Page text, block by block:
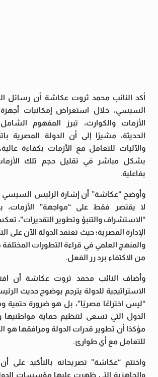
أكد النائب محمد ثروت عكاشة أن رسائل
السيسي، خلال استعراض إمكانيات أجهزة
الأزمات والكوارث، تبرز المفهوم
الحديثة، مشيرًا إلى أن الدولة المصرية
والآليات للتعامل مع الأزمات بكفاءة
بشكل مباشر في تقليل حجم تلك الأزمات
بفاعلية.
وأوضح “عكاشة” أن إشارة الرئيس السيسي
لا يقتصر فقط على “مواجهة”
“الاستشراف والتنبؤ وتطوير التقديرات”،
الإدارة المصرية؛ حيث تعتمد الدولة الآن على
والمنهج العلمي في قراءة التطورات
من الاكتفاء برد رر الفعل.
وأضاف النائب محمد ثروت عكاشة أن
الاستراتيجية للدولة يترجم بوضوح حديث
“ليس اختراعًا مصريًا”، بل هو ضرورة حتمية
الدول التي تسعى لتنظيم حماية مواطنيها
مؤكدًا أن تطوير قدرات الدولة ومرافقها هو
للتعامل مع أي طوارئ.
واختتم “عكاشة” تصريحاته بالتأكيد على
والجاهزية التي ظهرت عليها مؤسسات